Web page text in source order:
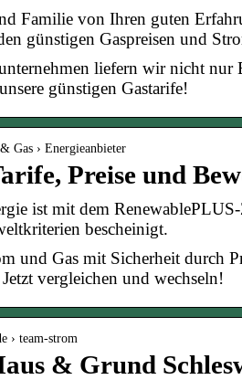
Familie von Ihren guten
günstigen Gaspreisen und
liefern wir nicht nur
günstigen Gastarife!
Gas › Energieanbieter
Preise und
ist mit dem
bescheinigt.
und Gas mit Sicherheit durch
vergleichen und wechseln!
› team-strom
& Grund